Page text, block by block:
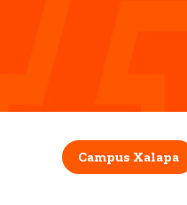
Campus Xalapa